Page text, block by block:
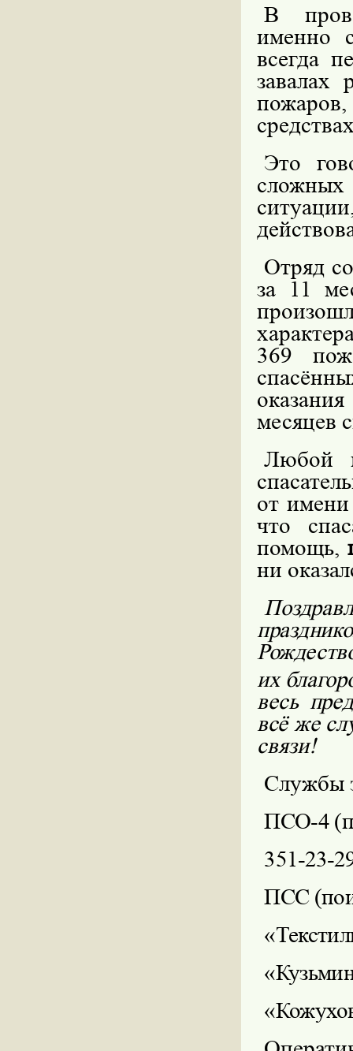
В
именно
всегда
Это
Отряд
за 11
369
месяцев
Любой
от имени
что
помощь,
ни
их
весь
всё же
связи!
Службы
ПСО-4
351-23-
ПСС